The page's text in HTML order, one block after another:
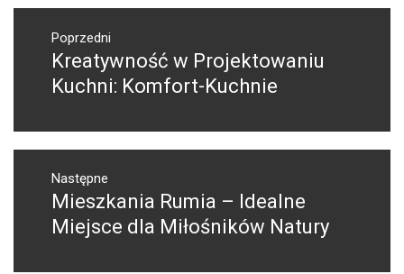
Nawigacja
wpisuPoprzedni
Poprzedni
wpis:
Kreatywność w Projektowaniu
Kuchni: Komfort-Kuchnie
Następne
Następny
post:
Mieszkania Rumia – Idealne
Miejsce dla Miłośników Natury